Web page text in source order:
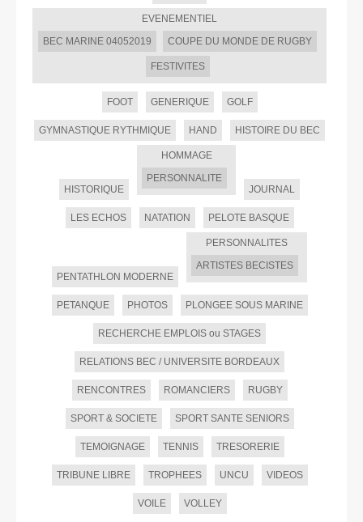
EVENEMENTIEL
BEC MARINE 04052019
COUPE DU MONDE DE RUGBY
FESTIVITES
FOOT GENERIQUE GOLF
GYMNASTIQUE RYTHMIQUE HAND HISTOIRE DU BEC
HISTORIQUE
HOMMAGE
PERSONNALITE
JOURNAL
LES ECHOS NATATION PELOTE BASQUE
PENTATHLON MODERNE
PERSONNALITES
ARTISTES BECISTES
PETANQUE PHOTOS PLONGEE SOUS MARINE
RECHERCHE EMPLOIS ou STAGES
RELATIONS BEC / UNIVERSITE BORDEAUX
RENCONTRES ROMANCIERS RUGBY
SPORT & SOCIETE SPORT SANTE SENIORS
TEMOIGNAGE TENNIS TRESORERIE
TRIBUNE LIBRE TROPHEES UNCU VIDEOS
VOILE VOLLEY